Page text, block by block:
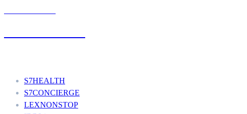
S7HEALTH
S7CONCIERGE
LEXNONSTOP